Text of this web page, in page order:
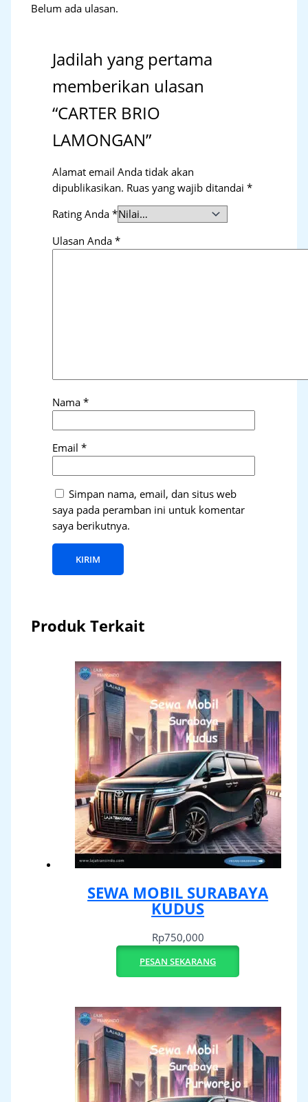
Belum ada ulasan.
Jadilah yang pertama
memberikan ulasan
“CARTER BRIO
LAMONGAN”
Alamat email Anda tidak akan
dipublikasikan. Ruas yang wajib ditandai*
Rating Anda*
Ulasan Anda*
Nama*
Email*
Simpan nama, email, dan situs web
saya pada peramban ini untuk komentar
saya berikutnya.
Produk Terkait
SEWA MOBIL SURABAYA
KUDUS
Rp750,000
PESAN SEKARANG